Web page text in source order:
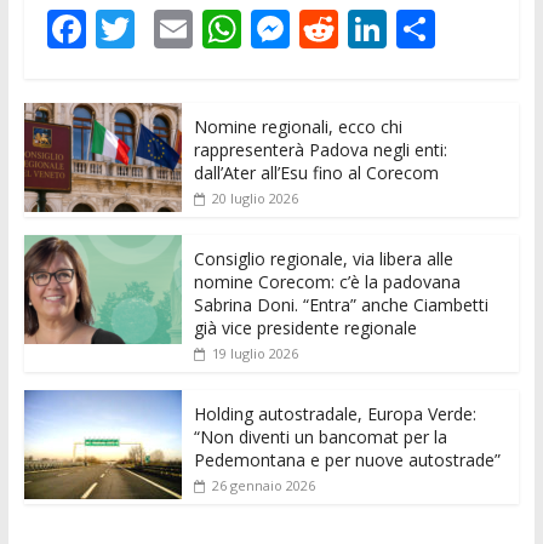
F
e
b
o
o
k
T
itt
er
E
l
W
s
A
p
p
M
ss
e
n
er
R
di
t
Li
k
e
dI
C
di
vi
Nomine regionali, ecco chi
rappresenterà Padova negli enti:
dall’Ater all’Esu fino al Corecom
20 luglio 2026
Consiglio regionale, via libera alle
nomine Corecom: c’è la padovana
Sabrina Doni. “Entra” anche Ciambetti
già vice presidente regionale
19 luglio 2026
Holding autostradale, Europa Verde:
“Non diventi un bancomat per la
Pedemontana e per nuove autostrade”
26 gennaio 2026